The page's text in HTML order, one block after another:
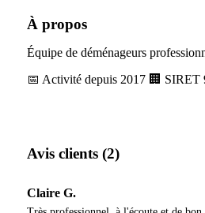
À propos
Équipe de déménageurs
📅 Activité depuis 2017 🏢 SIRET
Avis clients (2)
Claire G.